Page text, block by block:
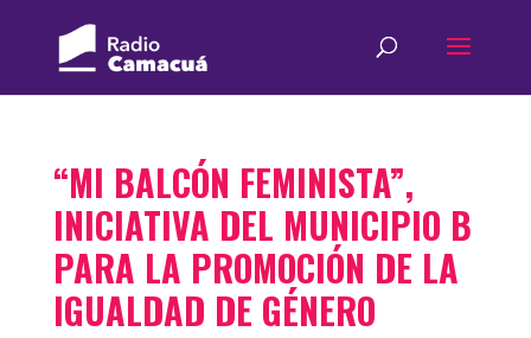
“MI BALCÓN FEMINISTA”,
INICIATIVA DEL MUNICIPIO B
PARA LA PROMOCIÓN DE LA
IGUALDAD DE GÉNERO